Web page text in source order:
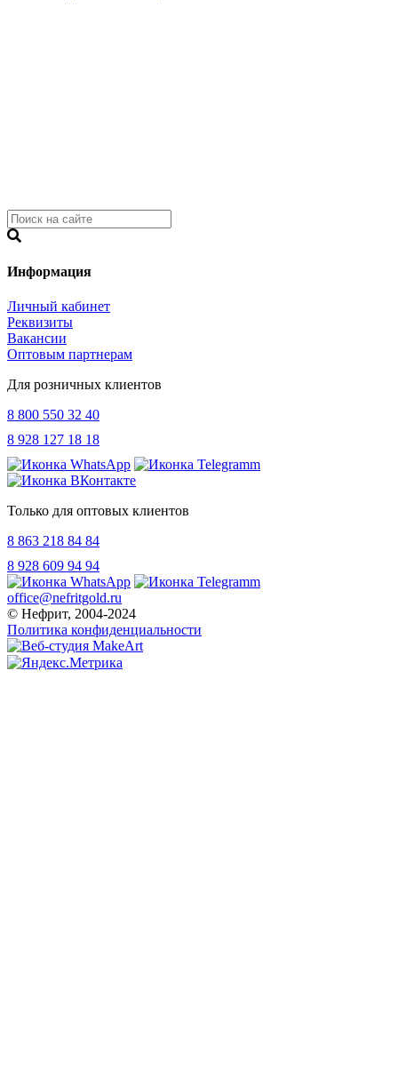
Информация
Личный кабинет
Реквизиты
Вакансии
Оптовым партнерам
Для розничных клиентов
8 800 550 32 40
8 928 127 18 18
Только для оптовых клиентов
8 863 218 84 84
8 928 609 94 94
office@nefritgold.ru
© Нефрит, 2004-2024
Политика конфиденциальности